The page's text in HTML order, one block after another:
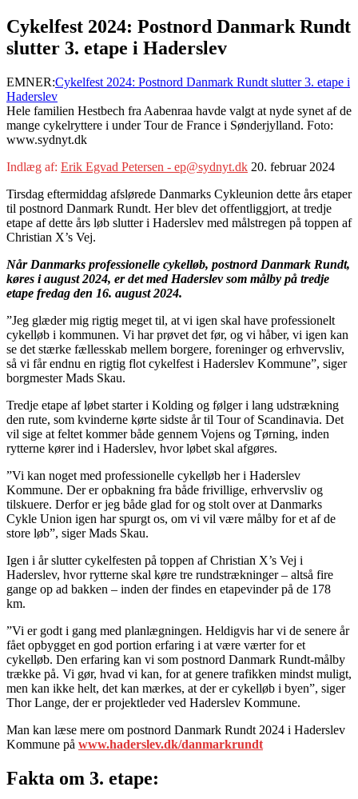
Cykelfest 2024: Postnord Danmark Rundt
slutter 3. etape i Haderslev
EMNER:Cykelfest 2024: Postnord Danmark Rundt slutter 3. etape i
Haderslev
Hele familien Hestbech fra Aabenraa havde valgt at nyde synet af de
mange cykelryttere i under Tour de France i Sønderjylland. Foto:
www.sydnyt.dk
Indlæg af: Erik Egvad Petersen - ep@sydnyt.dk 20. februar 2024
Tirsdag eftermiddag afslørede Danmarks Cykleunion dette års etaper
til postnord Danmark Rundt. Her blev det offentliggjort, at tredje
etape af dette års løb slutter i Haderslev med målstregen på toppen af
Christian X’s Vej.
Når Danmarks professionelle cykelløb, postnord Danmark Rundt,
køres i august 2024, er det med Haderslev som målby på tredje
etape fredag den 16. august 2024.
”Jeg glæder mig rigtig meget til, at vi igen skal have professionelt
cykelløb i kommunen. Vi har prøvet det før, og vi håber, vi igen kan
se det stærke fællesskab mellem borgere, foreninger og erhvervsliv,
så vi får endnu en rigtig flot cykelfest i Haderslev Kommune”, siger
borgmester Mads Skau.
Tredje etape af løbet starter i Kolding og følger i lang udstrækning
den rute, som kvinderne kørte sidste år til Tour of Scandinavia. Det
vil sige at feltet kommer både gennem Vojens og Tørning, inden
rytterne kører ind i Haderslev, hvor løbet skal afgøres.
”Vi kan noget med professionelle cykelløb her i Haderslev
Kommune. Der er opbakning fra både frivillige, erhvervsliv og
tilskuere. Derfor er jeg både glad for og stolt over at Danmarks
Cykle Union igen har spurgt os, om vi vil være målby for et af de
store løb”, siger Mads Skau.
Igen i år slutter cykelfesten på toppen af Christian X’s Vej i
Haderslev, hvor rytterne skal køre tre rundstrækninger – altså fire
gange op ad bakken – inden der findes en etapevinder på de 178
km.
”Vi er godt i gang med planlægningen. Heldigvis har vi de senere år
fået opbygget en god portion erfaring i at være værter for et
cykelløb. Den erfaring kan vi som postnord Danmark Rundt-målby
trække på. Vi gør, hvad vi kan, for at genere trafikken mindst muligt,
men kan ikke helt, det kan mærkes, at der er cykelløb i byen”, siger
Thor Lange, der er projektleder ved Haderslev Kommune.
Man kan læse mere om postnord Danmark Rundt 2024 i Haderslev
Kommune på www.haderslev.dk/danmarkrundt
Fakta om 3. etape: